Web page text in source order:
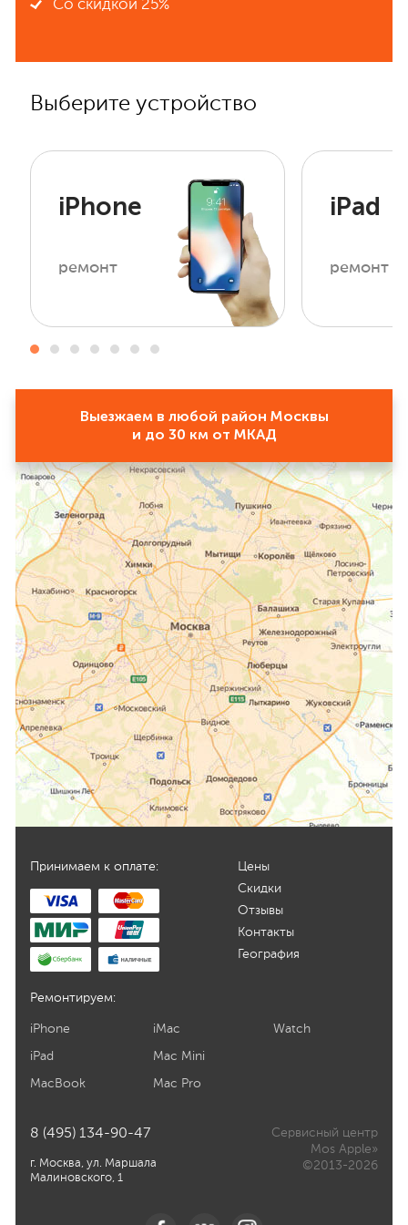
Со скидкой 25%
Выберите устройство
iPhone
ремонт
iPad
ремонт
Выезжаем в любой район Москвы
и до 30 км от МКАД
Принимаем к оплате:
Цены
Скидки
Отзывы
Контакты
География
Ремонтируем:
iPhone
iPad
MacBook
iMac
Mac Mini
Mac Pro
Watch
8 (495) 134-90-47
г. Москва, ул. Маршала
Малиновского, 1
Сервисный центр
Mos Apple»
©2013-2026